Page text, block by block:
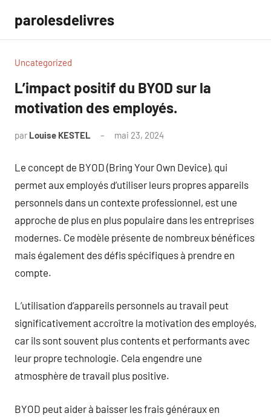
contenu
parolesdelivres
Uncategorized
L’impact positif du BYOD sur la
motivation des employés.
par Louise KESTEL mai 23, 2024
Le concept de BYOD (Bring Your Own Device), qui
permet aux employés d’utiliser leurs propres appareils
personnels dans un contexte professionnel, est une
approche de plus en plus populaire dans les entreprises
modernes. Ce modèle présente de nombreux bénéfices
mais également des défis spécifiques à prendre en
compte.
L’utilisation d’appareils personnels au travail peut
significativement accroître la motivation des employés,
car ils sont souvent plus contents et performants avec
leur propre technologie. Cela engendre une
atmosphère de travail plus positive.
BYOD peut aider à baisser les frais généraux en